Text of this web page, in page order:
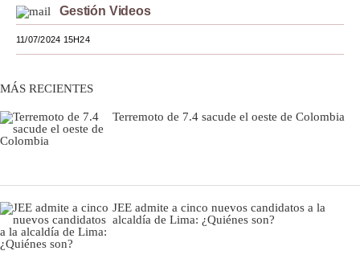
Estilos
Mundo
España
Tecnología
Club del Suscriptor
Gestión Videos
11/07/2024 15H24
MÁS RECIENTES
Terremoto de 7.4 sacude el oeste de Colombia
JEE admite a cinco nuevos candidatos a la
alcaldía de Lima: ¿Quiénes son?